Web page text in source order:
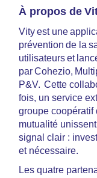
À propos de
Vity est une
prévention de la
utilisateurs et
par Cohezio,
P&V. Cette
fois, un service
groupe coopératif
mutualité
signal clair :
et nécessaire.
Les quatre